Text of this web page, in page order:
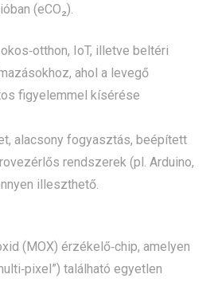
(eCO₂).
IoT, illetve beltéri
ahol a levegő
figyelemmel kísérése
alacsony fogyasztás, beépített
rendszerek (pl. Arduino,
illeszthető.
(MOX) érzékelő‑chip, amelyen
található egyetlen